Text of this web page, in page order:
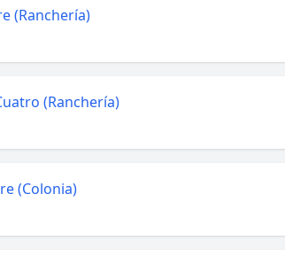
(Ranchería)
(Ranchería)
(Colonia)